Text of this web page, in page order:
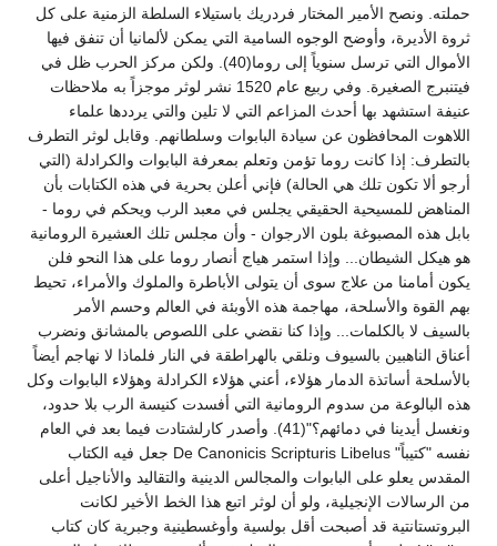
حملته. ونصح الأمير المختار فردريك باستيلاء السلطة الزمنية على كل
ثروة الأديرة، وأوضح الوجوه السامية التي يمكن لألمانيا أن تنفق فيها
الأموال التي ترسل سنوياً إلى روما(40). ولكن مركز الحرب ظل في
فيتنبرج الصغيرة. وفي ربيع عام 1520 نشر لوثر موجزاً به ملاحظات
عنيفة استشهد بها أحدث المزاعم التي لا تلين والتي يرددها علماء
اللاهوت المحافظون عن سيادة البابوات وسلطانهم. وقابل لوثر التطرف
بالتطرف: إذا كانت روما تؤمن وتعلم بمعرفة البابوات والكرادلة (التي
أرجو ألا تكون تلك هي الحالة) فإني أعلن بحرية في هذه الكتابات بأن
المناهض للمسيحية الحقيقي يجلس في معبد الرب ويحكم في روما -
بابل هذه المصبوغة بلون الارجوان - وأن مجلس تلك العشيرة الرومانية
هو هيكل الشيطان... وإذا استمر هياج أنصار روما على هذا النحو فلن
يكون أمامنا من علاج سوى أن يتولى الأباطرة والملوك والأمراء، تحيط
بهم القوة والأسلحة، مهاجمة هذه الأوبئة في العالم وحسم الأمر
بالسيف لا بالكلمات... وإذا كنا نقضي على اللصوص بالمشانق ونضرب
أعناق الناهبين بالسيوف ونلقي بالهراطقة في النار فلماذا لا نهاجم أيضاً
بالأسلحة أساتذة الدمار هؤلاء، أعني هؤلاء الكرادلة وهؤلاء البابوات وكل
هذه البالوعة من سدوم الرومانية التي أفسدت كنيسة الرب بلا حدود،
ونغسل أيدينا في دمائهم؟"(41). وأصدر كارلشتادت فيما بعد في العام
نفسه "كتيباً" De Canonicis Scripturis Libelus جعل فيه الكتاب
المقدس يعلو على البابوات والمجالس الدينية والتقاليد والأناجيل أعلى
من الرسالات الإنجيلية، ولو أن لوثر اتبع هذا الخط الأخير لكانت
البروتستانتية قد أصبحت أقل بولسية وأوغسطينية وجبرية كان كتاب